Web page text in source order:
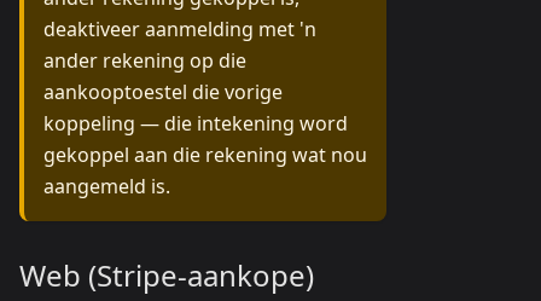
deaktiveer aanmelding met 'n
ander rekening op die
aankooptoestel die vorige
koppeling — die intekening word
gekoppel aan die rekening wat nou
aangemeld is.
Web (Stripe-aankope)